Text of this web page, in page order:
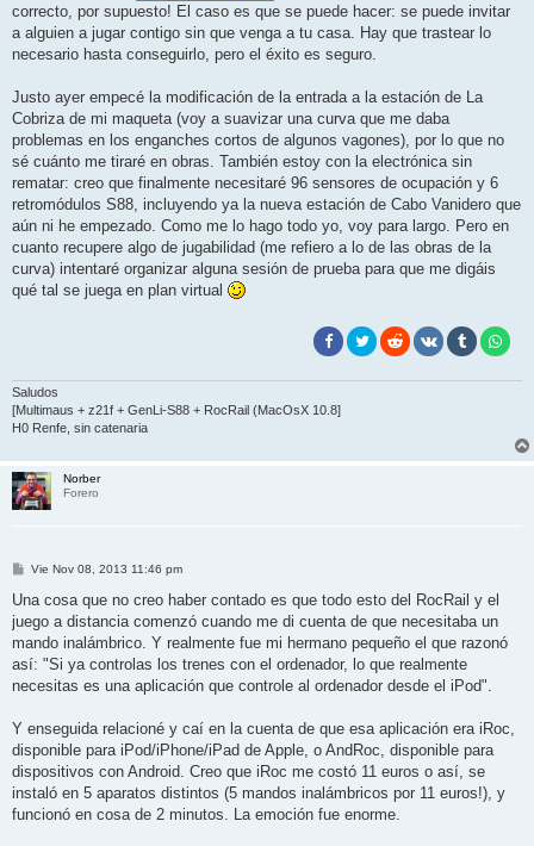
correcto, por supuesto! El caso es que se puede hacer: se puede invitar
a alguien a jugar contigo sin que venga a tu casa. Hay que trastear lo
necesario hasta conseguirlo, pero el éxito es seguro.
Justo ayer empecé la modificación de la entrada a la estación de La
Cobriza de mi maqueta (voy a suavizar una curva que me daba
problemas en los enganches cortos de algunos vagones), por lo que no
sé cuánto me tiraré en obras. También estoy con la electrónica sin
rematar: creo que finalmente necesitaré 96 sensores de ocupación y 6
retromódulos S88, incluyendo ya la nueva estación de Cabo Vanidero que
aún ni he empezado. Como me lo hago todo yo, voy para largo. Pero en
cuanto recupere algo de jugabilidad (me refiero a lo de las obras de la
curva) intentaré organizar alguna sesión de prueba para que me digáis
qué tal se juega en plan virtual
Saludos
[Multimaus + z21f + GenLi-S88 + RocRail (MacOsX 10.8]
H0 Renfe, sin catenaria
Norber
Forero
M
n
a
j
Vie Nov 08, 2013 11:46 pm
Una cosa que no creo haber contado es que todo esto del RocRail y el
juego a distancia comenzó cuando me di cuenta de que necesitaba un
mando inalámbrico. Y realmente fue mi hermano pequeño el que razonó
así: "Si ya controlas los trenes con el ordenador, lo que realmente
necesitas es una aplicación que controle al ordenador desde el iPod".
Y enseguida relacioné y caí en la cuenta de que esa aplicación era iRoc,
disponible para iPod/iPhone/iPad de Apple, o AndRoc, disponible para
dispositivos con Android. Creo que iRoc me costó 11 euros o así, se
instaló en 5 aparatos distintos (5 mandos inalámbricos por 11 euros!), y
funcionó en cosa de 2 minutos. La emoción fue enorme.